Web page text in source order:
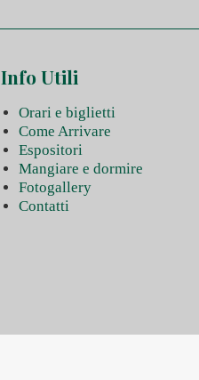
Info Utili
Orari e biglietti
Come Arrivare
Espositori
Mangiare e dormire
Fotogallery
Contatti